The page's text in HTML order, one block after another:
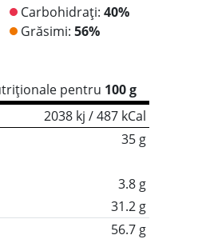
Carbohidrați: 40%
Grăsimi: 56%
pentru 100 g
2038 kj / 487 kCal
35 g
3.8 g
31.2 g
56.7 g